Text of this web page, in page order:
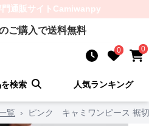
門通販サイト Camiwanpy
ご購入で送料無料
0 0
検索 人気ランキング
覧 › ピンク キャミワンピース 裾